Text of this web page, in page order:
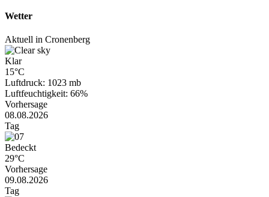
Wetter
Aktuell in Cronenberg
Klar
15°C
Luftdruck: 1023 mb
Luftfeuchtigkeit: 66%
Vorhersage
08.08.2026
Tag
Bedeckt
29°C
Vorhersage
09.08.2026
Tag